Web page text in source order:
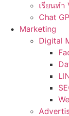
เรียนทำ
Chat
Marketing
Digital